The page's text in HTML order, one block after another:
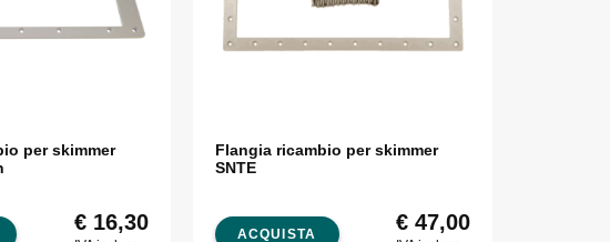
per skimmer
€16,30
Flangia ricambio per skimmer
SNTE
ACQUISTA € 47,00